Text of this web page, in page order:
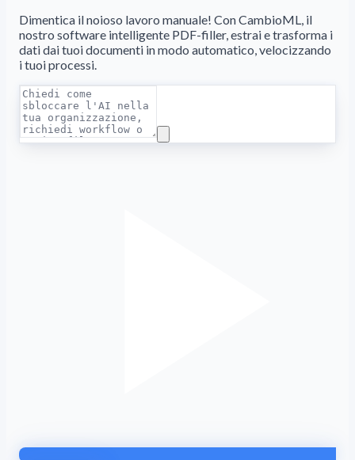
Dimentica il noioso lavoro manuale! Con CambioML, il
nostro software intelligente PDF-filler, estrai e trasforma i
dati dai tuoi documenti in modo automatico, velocizzando
i tuoi processi.